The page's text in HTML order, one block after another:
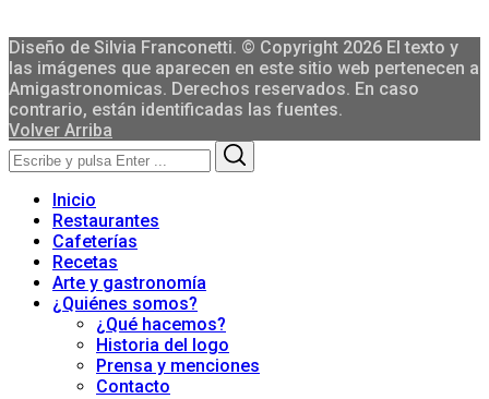
Diseño de Silvia Franconetti. © Copyright 2026 El texto y
las imágenes que aparecen en este sitio web pertenecen a
Amigastronomicas. Derechos reservados. En caso
contrario, están identificadas las fuentes.
Volver Arriba
Search
for:
Inicio
Restaurantes
Cafeterías
Recetas
Arte y gastronomía
¿Quiénes somos?
¿Qué hacemos?
Historia del logo
Prensa y menciones
Contacto